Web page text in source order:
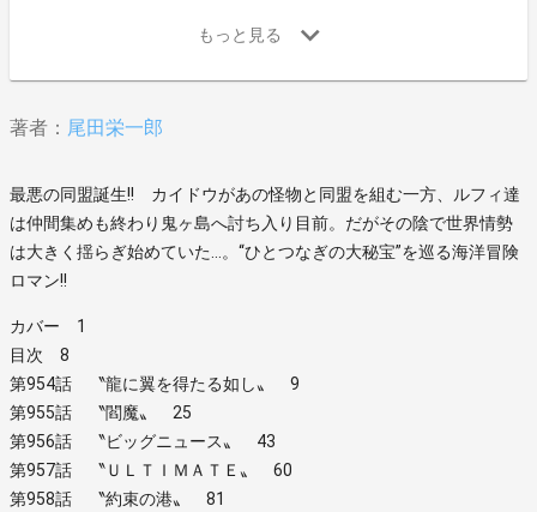
著者： 尾田栄一郎
最悪の同盟誕生!! カイドウがあの怪物と同盟を組む一方、ルフィ達
は仲間集めも終わり鬼ヶ島へ討ち入り目前。だがその陰で世界情勢
は大きく揺らぎ始めていた…。“ひとつなぎの大秘宝”を巡る海洋冒険
ロマン!!
カバー 1
目次 8
第954話 〝龍に翼を得たる如し〟 9
第955話 〝閻魔〟 25
第956話 〝ビッグニュース〟 43
第957話 〝ＵＬＴＩＭＡＴＥ〟 60
第958話 〝約束の港〟 81